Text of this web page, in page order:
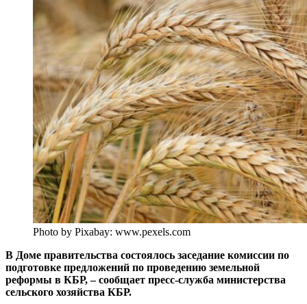
Photo by Pixabay: www.pexels.com
В Доме правительства состоялось заседание комиссии по
подготовке предложений по проведению земельной
реформы в КБР, – сообщает пресс-служба министерства
сельского хозяйства КБР.